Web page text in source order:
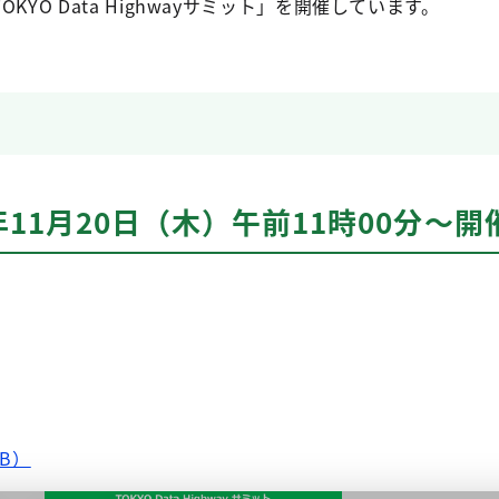
Data Highwayサミット」を開催しています。
月20日（木）午前11時00分〜開